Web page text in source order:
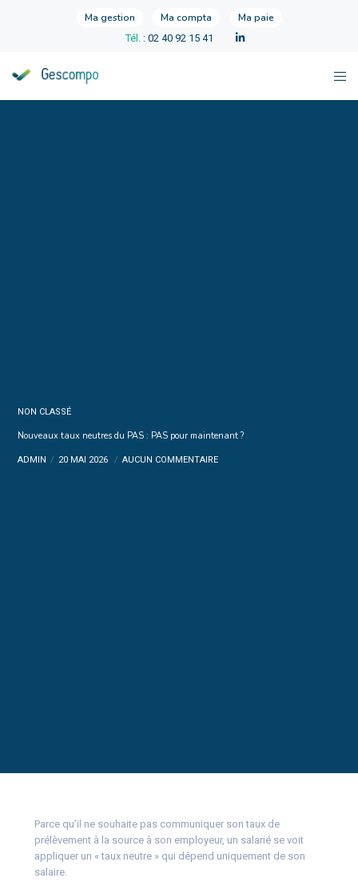
Ma gestion Ma compta Ma paie
Tél. : 02 40 92 15 41
NON CLASSÉ
Nouveaux taux neutres du PAS : PAS pour maintenant ?
ADMIN 20 MAI 2026 AUCUN COMMENTAIRE
Parce qu’il ne souhaite pas communiquer son taux de
prélèvement à la source à son employeur, un salarié se voit
appliquer un « taux neutre » qui dépend uniquement de son
salaire.